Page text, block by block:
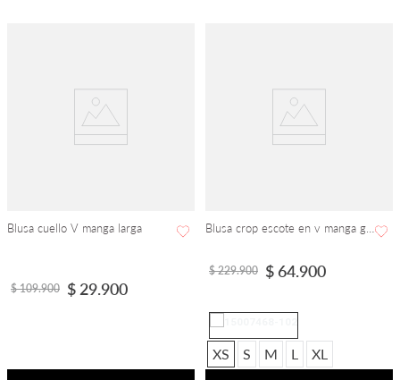
Blusa cuello V manga larga
$ 109.900 $ 29.900
$ 229.900 $ 64.900
XS S M L XL